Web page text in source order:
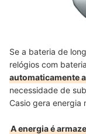
Se a bateria de
relógios com
automaticamente
necessidade de
Casio gera energia
A energia é